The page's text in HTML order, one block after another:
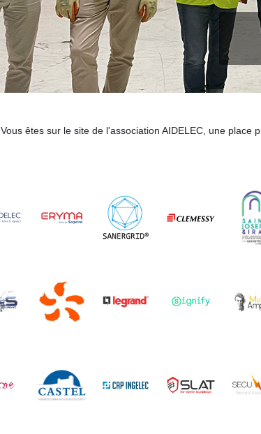
Vous êtes sur le site de l'association AIDELEC, une